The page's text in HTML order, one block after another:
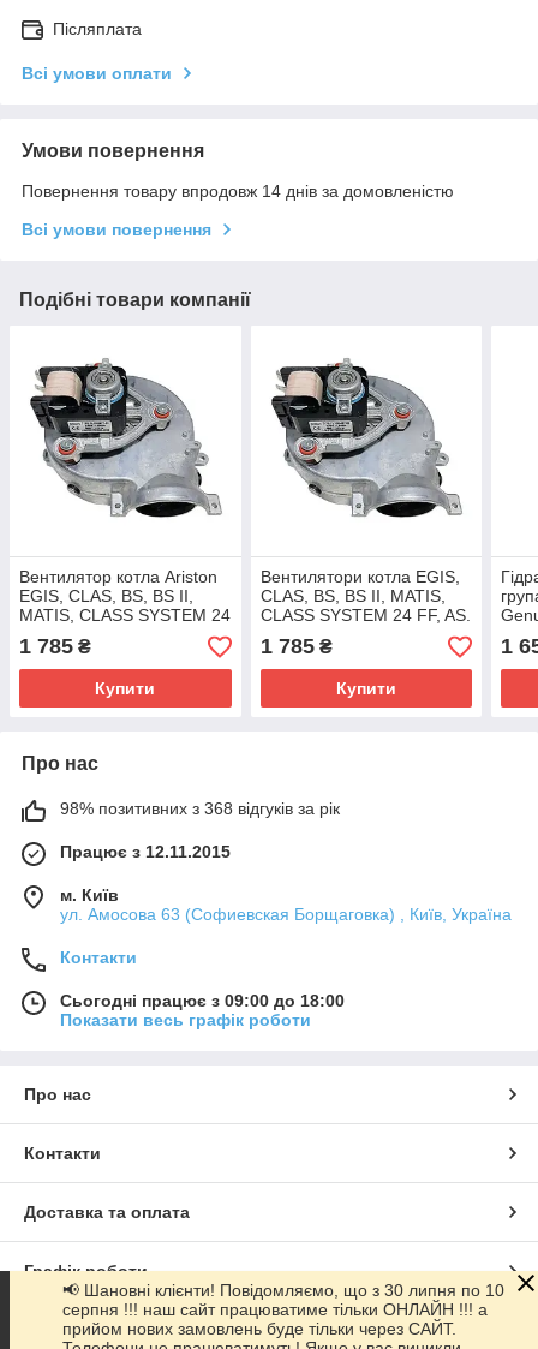
Післяплата
Всі умови оплати
Умови повернення
Повернення товару впродовж 14 днів за домовленістю
Всі умови повернення
Подібні товари компанії
Вентилятор котла Ariston
EGIS, CLAS, BS, BS II,
MATIS, CLASS SYSTEM 24
FF, AS. - 65104357,
65110422
1 785 ₴
Купити
Вентилятори котла EGIS,
CLAS, BS, BS II, MATIS,
CLASS SYSTEM 24 FF, AS.
- 65104357, 65110422
1 785₴
Купити
1
Про нас
98% позитивних з 368 відгуків за рік
Працює з 12.11.2015
м. Київ
ул. Амосова 63 (Софиевская Борщаговка) , Київ, Україна
Контакти
Сьогодні працює з 09:00 до 18:00
Показати весь графік роботи
Про нас
Контакти
Доставка та оплата
Графік роботи
Повна версія сайту
📢 Шановні клієнти! Повідомляємо, що з 30 липня по 10
серпня !!! наш сайт працюватиме тільки ОНЛАЙН !!! а
прийом нових замовлень буде тільки через САЙТ.